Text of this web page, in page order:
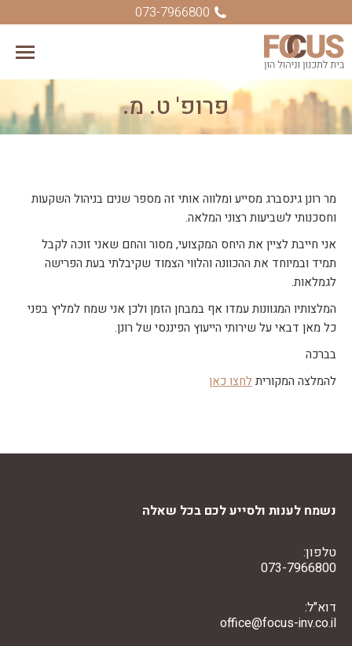
073-7966800
פרופ' ט. מ.
You are here:
מר רונן גינסברג מסייע ומלווה אותי זה מספר שנים בניהול השקעות
וחסכנותי לשביעות רצוני המלאה.
אני חייבת לציין את היחס המקצועי, מסור והחם שאני זוכה לקבל
תמיד ובמיוחד את ההכוונה והלווי הצמוד שקיבלתי בעת הפרישה
לגמלאות.
המלצותיו המגוונות עמדו אף במבחן הזמן ולכן אני שמח למליץ בפני
כל מאן דבאי על שירותי הייעוץ הפיננסי של רונן.
בברכה
להמלצה המקוריתלחצו כאן
נשמח לענות ולסייע לכם בכל שאלה
טלפון:
073-7966800
דוא"ל:
office@focus-inv.co.il